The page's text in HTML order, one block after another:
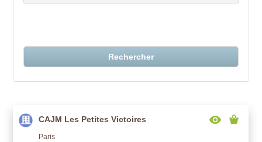
Rechercher
CAJM Les Petites Victoires
Paris